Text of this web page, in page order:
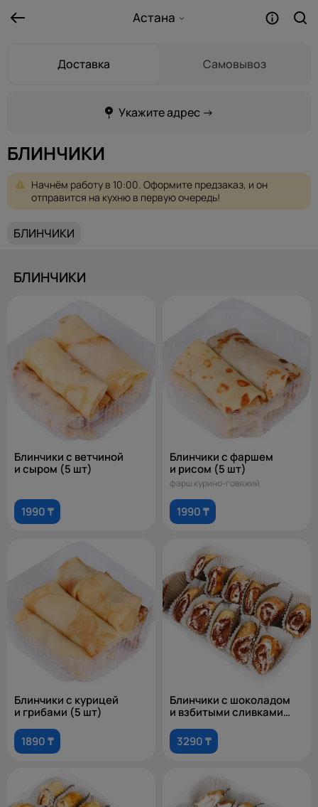
Астана
Доставка Самовывоз
Укажите адрес →
БЛИНЧИКИ
Начнём работу в 10:00. Оформите предзаказ, и он
отправится на кухню в первуюочередь!
БЛИНЧИКИ
БЛИНЧИКИ
Блинчики с ветчиной
и сыром (5 шт)
1990 ₸
Блинчики с фаршем
и рисом (5 шт)
фарш курино-говяжий
1990 ₸
Блинчики с курицей
и грибами (5 шт)
1890 ₸
Блинчики с шоколадом
и взбитыми сливками
3290 ₸